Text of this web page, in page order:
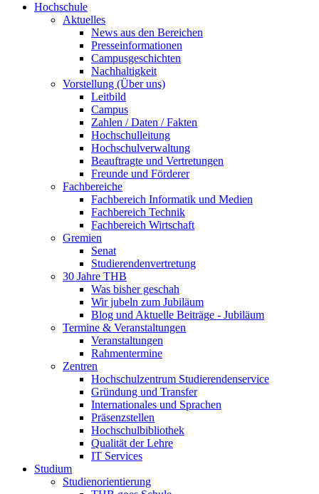
Hochschule
Aktuelles
News aus den Bereichen
Presseinformationen
Campusgeschichten
Nachhaltigkeit
Vorstellung (Über uns)
Leitbild
Campus
Zahlen / Daten / Fakten
Hochschulleitung
Hochschulverwaltung
Beauftragte und Vertretungen
Freunde und Förderer
Fachbereiche
Fachbereich Informatik und Medien
Fachbereich Technik
Fachbereich Wirtschaft
Gremien
Senat
Studierendenvertretung
30 Jahre THB
Was bisher geschah
Wir jubeln zum Jubiläum
Blog und Aktuelle Beiträge - Jubiläum
Termine & Veranstaltungen
Veranstaltungen
Rahmentermine
Zentren
Hochschulzentrum Studierendenservice
Gründung und Transfer
Internationales und Sprachen
Präsenzstellen
Hochschulbibliothek
Qualität der Lehre
IT Services
Studium
Studienorientierung